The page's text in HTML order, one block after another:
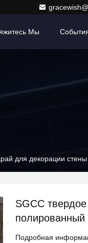
Мы
для декорации стены
SGCC
полированный
Подробная